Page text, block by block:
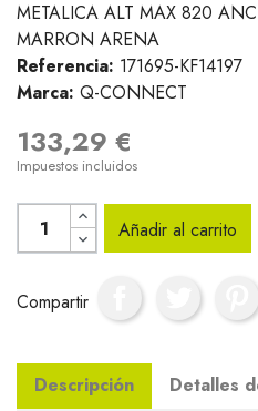
METALICA ALT MAX 820
MARRON ARENA
Referencia: 171695-KF14197
Marca: Q-CONNECT
133,29 €
Impuestos incluidos
Añadir al carrito
Compartir
Descripción Detalles